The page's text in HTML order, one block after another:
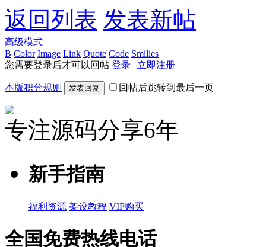
返回列表 发表新帖
高级模式
B Color Image Link Quote Code Smilies
您需要登录后才可以回帖 登录 | 立即注册
本版积分规则 发表回复 回帖后跳转到最后一页
专注源码分享6年
新手指南
福利资源 架设教程 VIP购买
全国免费热线电话